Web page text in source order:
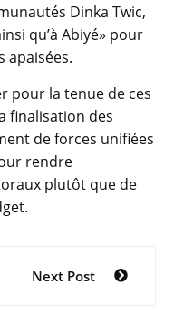
Dinka Twic,
qu’à Abiyé» pour
apaisées.
pour la tenue de ces
finalisation des
de forces unifiées
rendre
plutôt que de
Next Post